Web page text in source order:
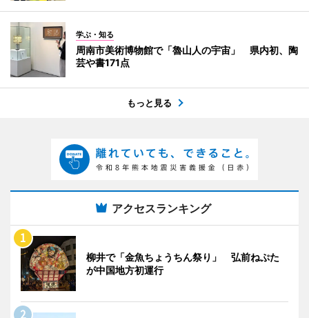
学ぶ・知る
周南市美術博物館で「魯山人の宇宙」 県内初、陶
芸や書171点
もっと見る
アクセスランキング
柳井で「金魚ちょうちん祭り」 弘前ねぷた
が中国地方初運行